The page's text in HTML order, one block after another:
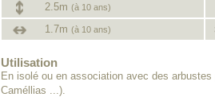
2.5m (à 10 ans)
1.7m (à 10 ans)
Utilisation
En isolé ou en association avec des
Caméllias ...).